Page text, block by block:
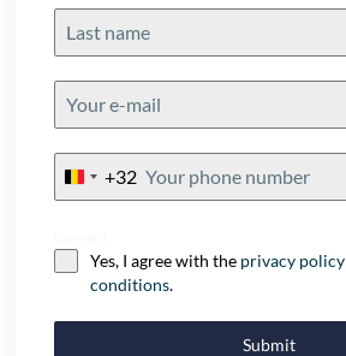
Belgium
+32
Yes, I agree with the privacy policy
conditions.
Submit